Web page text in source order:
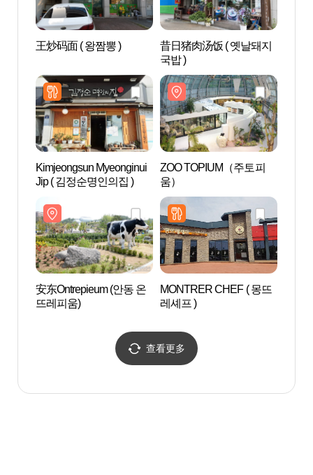
王炒码面 ( 왕짬뽕 )
昔日猪肉汤饭 ( 옛날돼지
국밥 )
Kimjeongsun Myeonginui
Jip ( 김정순명인의집 )
ZOO TOPIUM（주토피
움）
安东Ontrepieum (안동 온
뜨레피움)
MONTRER CHEF ( 몽뜨
레셰프 )
查看更多